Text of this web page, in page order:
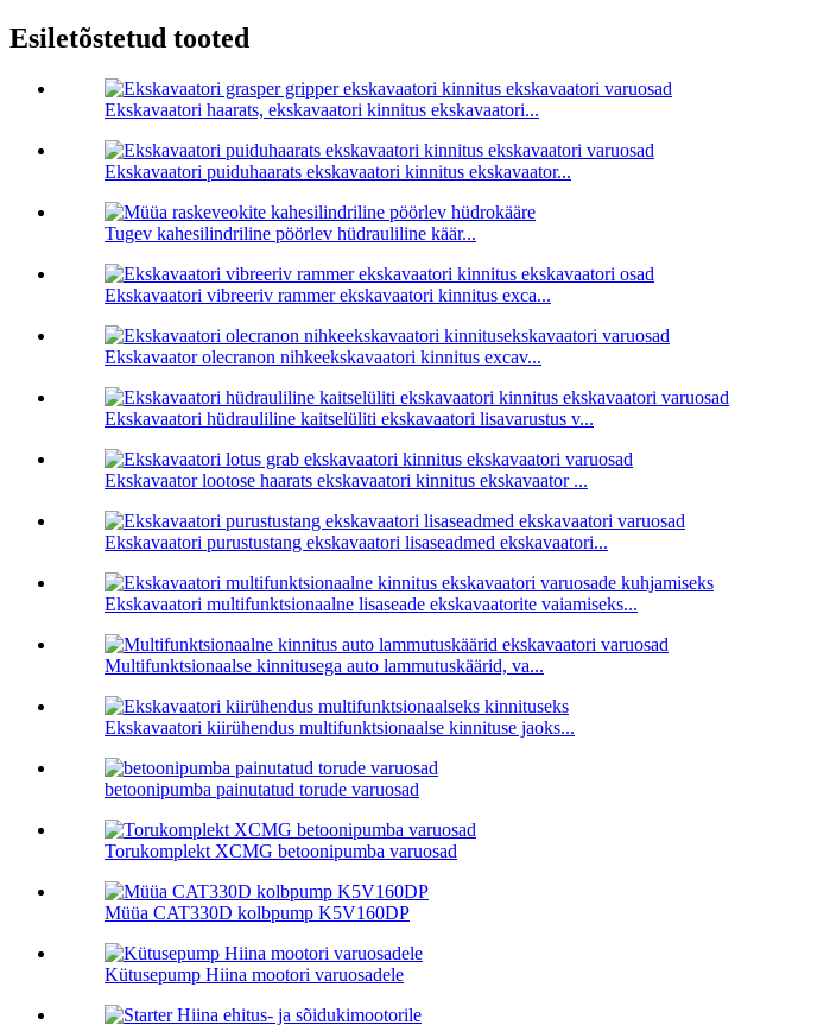
Esiletõstetud tooted
Ekskavaatori haarats, ekskavaatori kinnitus ekskavaatori...
Ekskavaatori puiduhaarats ekskavaatori kinnitus ekskavaator...
Tugev kahesilindriline pöörlev hüdrauliline käär...
Ekskavaatori vibreeriv rammer ekskavaatori kinnitus exca...
Ekskavaator olecranon nihkeekskavaatori kinnitus excav...
Ekskavaatori hüdrauliline kaitselüliti ekskavaatori lisavarustus v...
Ekskavaator lootose haarats ekskavaatori kinnitus ekskavaator ...
Ekskavaatori purustustang ekskavaatori lisaseadmed ekskavaatori...
Ekskavaatori multifunktsionaalne lisaseade ekskavaatorite vaiamiseks...
Multifunktsionaalse kinnitusega auto lammutuskäärid, va...
Ekskavaatori kiirühendus multifunktsionaalse kinnituse jaoks...
betoonipumba painutatud torude varuosad
Torukomplekt XCMG betoonipumba varuosad
Müüa CAT330D kolbpump K5V160DP
Kütusepump Hiina mootori varuosadele